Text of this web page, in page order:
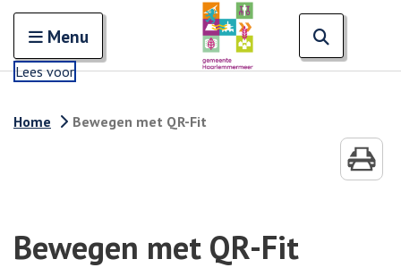
Open en sluit het
Menu
Lees voor
Home Bewegen met QR-Fit
Bewegen met QR-Fit